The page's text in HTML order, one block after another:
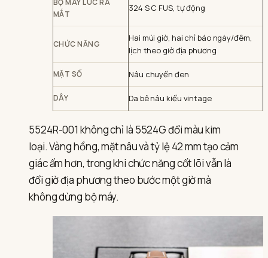
BỘ MÁY LÚC RA
MẮT
324 S C FUS, tự động
CHỨC NĂNG
Hai múi giờ, hai chỉ báo ngày/đêm,
lịch theo giờ địa phương
MẶT SỐ Nâu chuyển đen
DÂY Da bê nâu kiểu vintage
5524R-001 không chỉ là 5524G đổi màu kim
loại. Vàng hồng, mặt nâu và tỷ lệ 42 mm tạo cảm
giác ấm hơn, trong khi chức năng cốt lõi vẫn là
đổi giờ địa phương theo bước một giờ mà
không dừng bộ máy.